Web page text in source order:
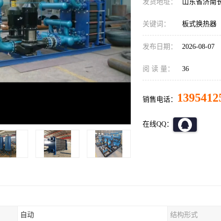
发货地址： 山东省济
关键词： 板式换热器
发布日期： 2026-08-07
阅 读 量： 36
销售电话：
在线QQ：
自动 结构形式